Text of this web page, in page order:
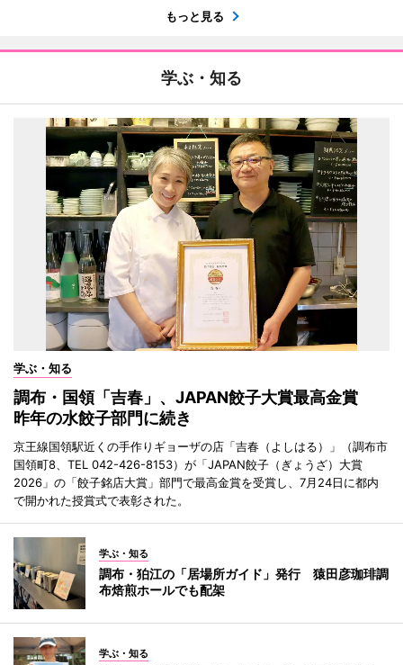
もっと見る
学ぶ・知る
学ぶ・知る
調布・国領「吉春」、JAPAN餃子大賞最高金賞
昨年の水餃子部門に続き
京王線国領駅近くの手作りギョーザの店「吉春（よしはる）」（調布市
国領町8、TEL 042-426-8153）が「JAPAN餃子（ぎょうざ）大賞
2026」の「餃子銘店大賞」部門で最高金賞を受賞し、7月24日に都内
で開かれた授賞式で表彰された。
学ぶ・知る
調布・狛江の「居場所ガイド」発行 猿田彦珈琲調
布焙煎ホールでも配架
学ぶ・知る